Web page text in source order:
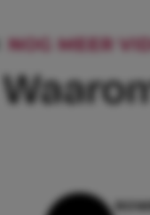
NOG MEER